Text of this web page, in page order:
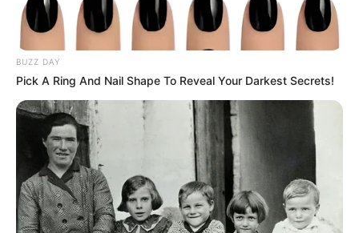
BUZZ DAY
Pick A Ring And Nail Shape To Reveal Your Darkest Secrets!